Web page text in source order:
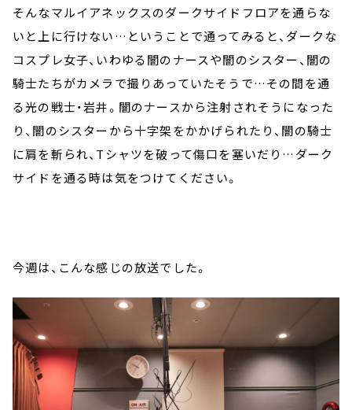
そんなマルイアネックスのダークサイドフロアを通らな
いと上に行けない…ということで通ってみると、ダークな
コスプレ女子、いわゆる闇のナースや闇のシスター、闇の
騎士たちがカメラで撮りあっていたそうで…その間を通
る光の戦士・岩井。闇のナースから注射されそうになった
り、闇のシスターから十字架をかかげられたり、闇の騎士
に肩を斬られ、Tシャツを破って傷口を塞いだり…ダーク
サイドを通る時は気をつけてください。
今週は、こんな感じの放送でした。